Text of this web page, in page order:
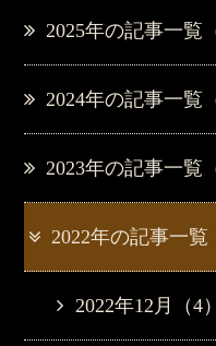
2025年の記事一覧
2024年の記事一覧
2023年の記事一覧
2022年の記事一覧
2022年12月（4）